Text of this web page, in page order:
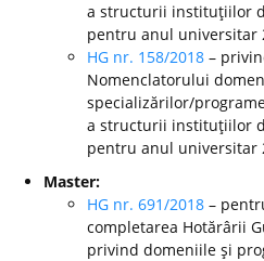
a structurii instituţiilor
pentru anul universitar
HG nr. 158/2018 –
Nomenclatorului
specializărilor/
a structurii instituţiilor
pentru anul universitar
Master:
HG nr. 691/2018 –
completarea Hotărârii
privind domeniile şi